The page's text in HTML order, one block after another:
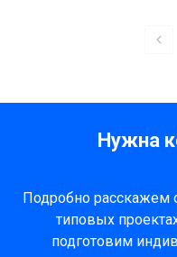
Нужна
Подробно расскажем
типовых
подготовим